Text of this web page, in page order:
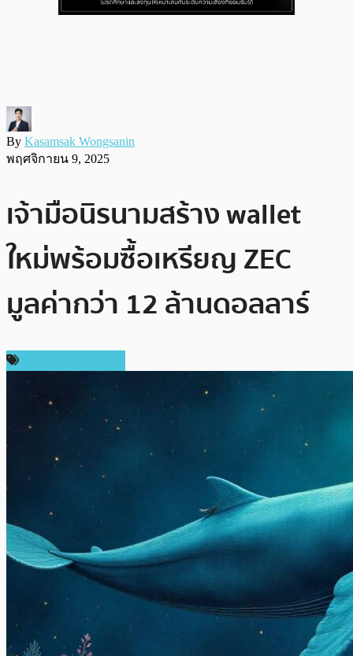
By Kasamsak Wongsanin
พฤศจิกายน 9, 2025
เจ้ามือนิรนามสร้าง wallet
ใหม่พร้อมซื้อเหรียญ ZEC
มูลค่ากว่า 12 ล้านดอลลาร์